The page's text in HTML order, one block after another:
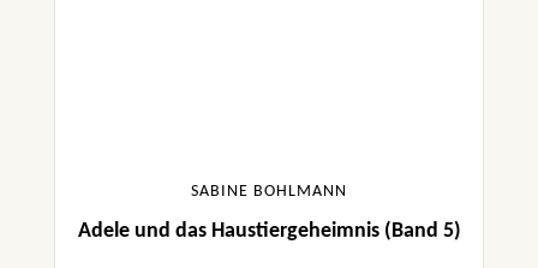
SABINE BOHLMANN
Adele und das Haustiergeheimnis (Band 5)